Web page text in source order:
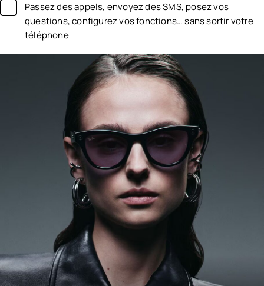
Passez des appels, envoyez des SMS, posez vos
questions, configurez vos fonctions… sans sortir votre
téléphone